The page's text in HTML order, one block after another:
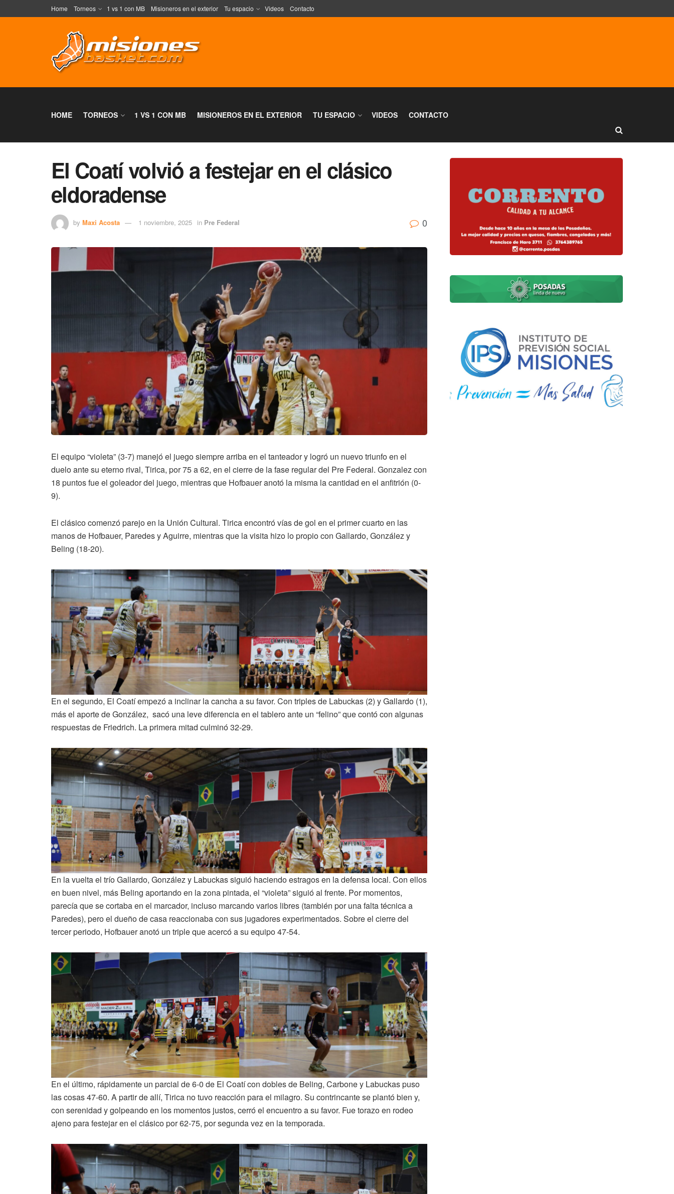
Home Torneos 1 vs 1 con MB Misioneros en el exterior Tu espacio Videos Contacto
HOME TORNEOS 1 VS 1 CON MB MISIONEROS EN EL EXTERIOR TU ESPACIO VIDEOS CONTACTO
El Coatí volvió a festejar en el clásico
eldoradense
by Maxi Acosta 1 noviembre, 2025 in Pre Federal 0
El equipo “violeta” (3-7) manejó el juego siempre arriba en el tanteador y logró un nuevo triunfo en el
duelo ante su eterno rival, Tirica, por 75 a 62, en el cierre de la fase regular del Pre Federal. Gonzalez con
18 puntos fue el goleador del juego, mientras que Hofbauer anotó la misma la cantidad en el anfitrión (0-
9).
El clásico comenzó parejo en la Unión Cultural. Tirica encontró vías de gol en el primer cuarto en las
manos de Hofbauer, Paredes y Aguirre, mientras que la visita hizo lo propio con Gallardo, González y
Beling (18-20).
En el segundo, El Coatí empezó a inclinar la cancha a su favor. Con triples de Labuckas (2) y Gallardo (1),
más el aporte de González, sacó una leve diferencia en el tablero ante un “felino” que contó con algunas
respuestas de Friedrich. La primera mitad culminó 32-29.
En la vuelta el trío Gallardo, González y Labuckas siguió haciendo estragos en la defensa local. Con ellos
en buen nivel, más Beling aportando en la zona pintada, el “violeta” siguió al frente. Por momentos,
parecía que se cortaba en el marcador, incluso marcando varios libres (también por una falta técnica a
Paredes), pero el dueño de casa reaccionaba con sus jugadores experimentados. Sobre el cierre del
tercer periodo, Hofbauer anotó un triple que acercó a su equipo 47-54.
En el último, rápidamente un parcial de 6-0 de El Coatí con dobles de Beling, Carbone y Labuckas puso
las cosas 47-60. A partir de allí, Tirica no tuvo reacción para el milagro. Su contrincante se plantó bien y,
con serenidad y golpeando en los momentos justos, cerró el encuentro a su favor. Fue torazo en rodeo
ajeno para festejar en el clásico por 62-75, por segunda vez en la temporada.